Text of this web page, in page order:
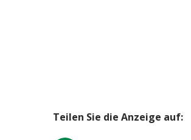
Teilen Sie die Anzeige auf: